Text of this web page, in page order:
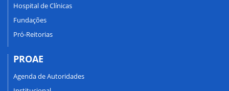
Hospital de Clínicas
Fundações
Pró-Reitorias
PROAE
Agenda de Autoridades